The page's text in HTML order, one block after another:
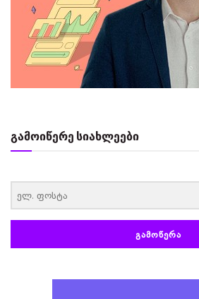
გამოიწერე სიახლეები
ᲒᲐᲛᲝᲬᲔᲠᲐ